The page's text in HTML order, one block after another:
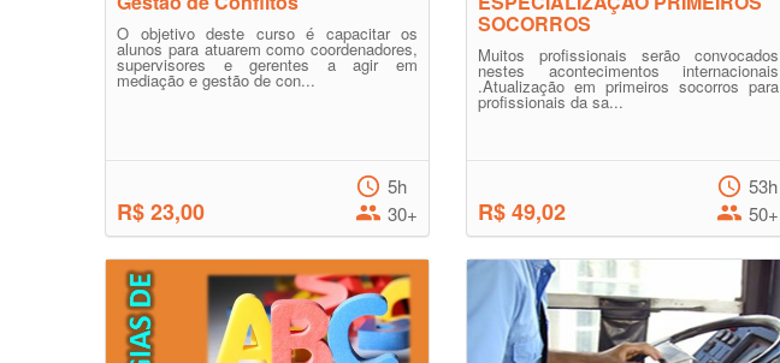
O objetivo deste curso é capacitar os
alunos para atuarem como coordenadores,
supervisores e gerentes a agir em
mediação e gestão de con...
R$ 23,00
5h
30+
SOCORROS
Muitos profissionais serão convocados
nestes acontecimentos internacionais
.Atualização em primeiros socorros para
profissionais da sa...
R$ 49,02
53h
50+